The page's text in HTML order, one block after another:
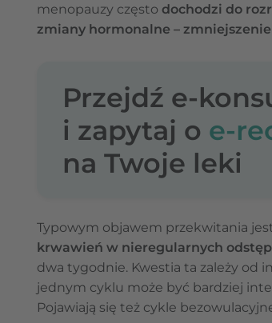
menopauzy często dochodzi do
zmiany hormonalne –
Przejdź e-
i zapytaj o e-
na Twoje leki
Typowym objawem przekwitania
krwawień w nieregularnych
dwa tygodnie. Kwestia ta zależy od
jednym cyklu może być bardziej
Pojawiają się też cykle